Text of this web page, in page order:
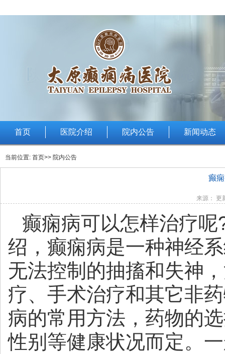
首页 医院介绍 院内公告 新闻动态
当前位置: 首页>> 院内公告
癫
来源：
癫痫病可以怎样治疗呢
绍，癫痫病是一种神经
无法控制的抽搐和失神
疗、手术治疗和其它非
病的常用方法，药物的
性别等健康状况而定。